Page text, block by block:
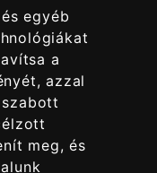
egyéb
a
azzal
meg, és